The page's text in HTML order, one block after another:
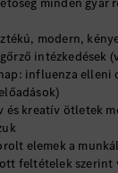
modern,
intézkedések
influenza elleni
és kreatív ötletek
elemek a
feltételek szerint